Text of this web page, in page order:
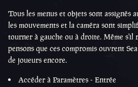
Tous les menus et objets sont assignés
les mouvements et la caméra sont
tourner à gauche ou à droite. Même s'il
pensons que ces compromis ouvrent
de joueurs encore.
Accéder à Paramètres - Entrée